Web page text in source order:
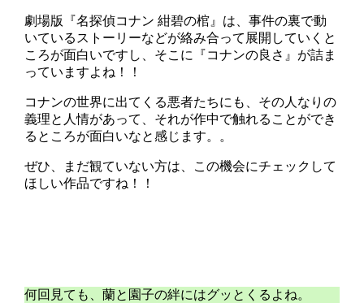
劇場版『名探偵コナン 紺碧の棺』は、事件の裏で動
いているストーリーなどが絡み合って展開していくと
ころが面白いですし、そこに『コナンの良さ』が詰ま
っていますよね！！
コナンの世界に出てくる悪者たちにも、その人なりの
義理と人情があって、それが作中で触れることができ
るところが面白いなと感じます。。
ぜひ、まだ観ていない方は、この機会にチェックして
ほしい作品ですね！！
何回見ても、蘭と園子の絆にはグッとくるよね。